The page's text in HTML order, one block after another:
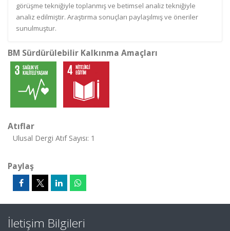
görüşme tekniğiyle toplanmış ve betimsel analiz tekniğiyle
analiz edilmiştir. Araştırma sonuçları paylaşılmış ve öneriler
sunulmuştur.
BM Sürdürülebilir Kalkınma Amaçları
Atıflar
Ulusal Dergi Atıf Sayısı: 1
Paylaş
İletişim Bilgileri